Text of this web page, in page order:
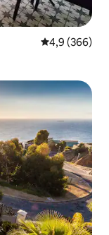
Calificación
4,9 (366)